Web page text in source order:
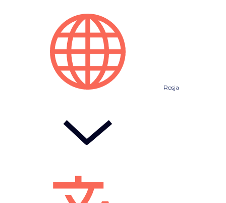
Rosja